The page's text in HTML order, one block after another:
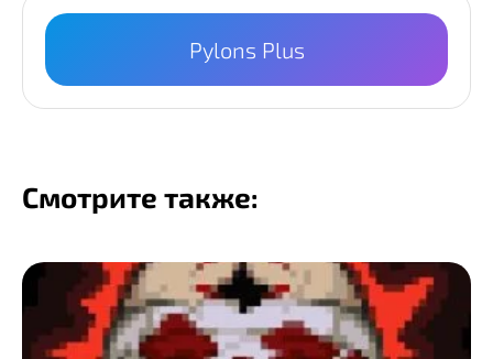
Pylons Plus
Смотрите также: